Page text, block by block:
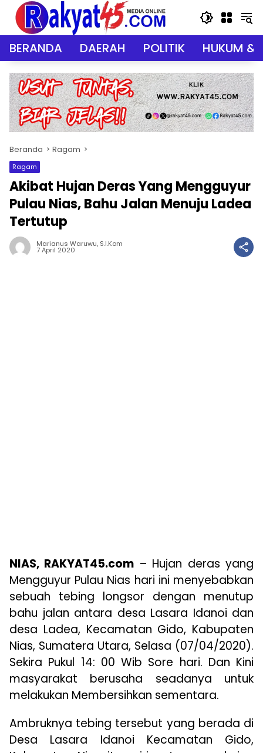
Langsung
konten
BERANDA DAERAH POLITIK HUKUM &
Beranda Ragam
Ragam
Akibat Hujan Deras Yang Mengguyur
Pulau Nias, Bahu Jalan Menuju Ladea
Tertutup
Marianus Waruwu, S.I.Kom
7 April 2020
NIAS, RAKYAT45.com – Hujan deras yang
Mengguyur Pulau Nias hari ini menyebabkan
sebuah tebing longsor dengan menutup
bahu jalan antara desa Lasara Idanoi dan
desa Ladea, Kecamatan Gido, Kabupaten
Nias, Sumatera Utara, Selasa (07/04/2020).
Sekira Pukul 14: 00 Wib Sore hari. Dan Kini
masyarakat berusaha seadanya untuk
melakukan Membersihkan sementara.
Ambruknya tebing tersebut yang berada di
Desa Lasara Idanoi Kecamatan Gido,